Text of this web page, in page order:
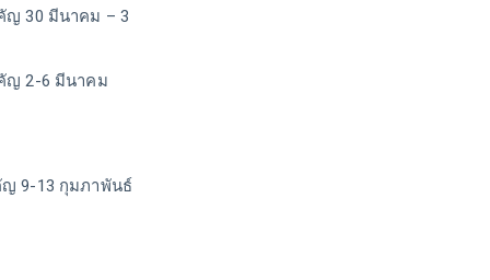
ญ 30 มีนาคม – 3
ญ 2-6 มีนาคม
ญ 9-13 กุมภาพันธ์